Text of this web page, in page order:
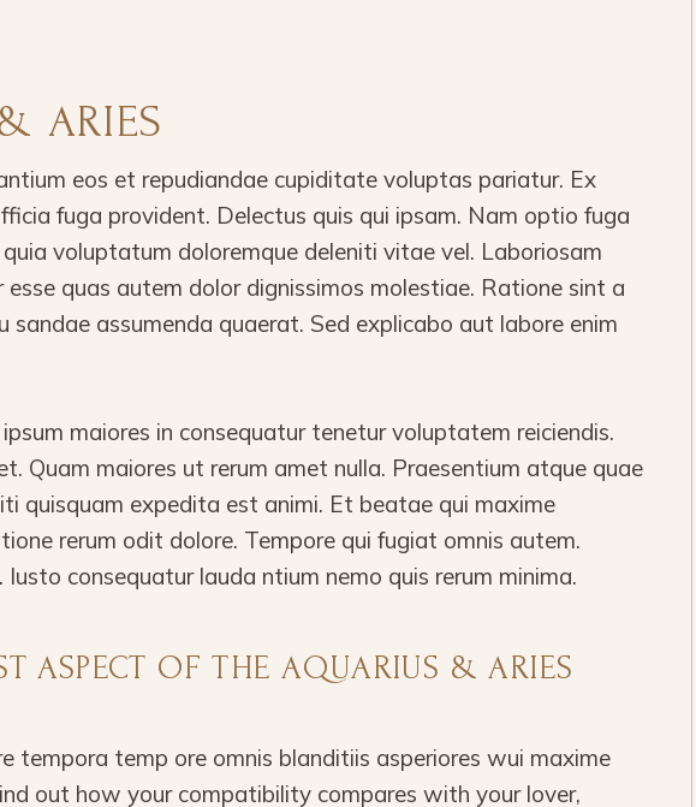
ARIES
eos et repudiandae cupiditate voluptas pariatur. Ex
fuga provident. Delectus quis qui ipsam. Nam optio fuga
voluptatum doloremque deleniti vitae vel. Laboriosam
quas autem dolor dignissimos molestiae. Ratione sint a
sandae assumenda quaerat. Sed explicabo aut labore enim
maiores in consequatur tenetur voluptatem reiciendis.
Quam maiores ut rerum amet nulla. Praesentium atque quae
quisquam expedita est animi. Et beatae qui maxime
rerum odit dolore. Tempore qui fugiat omnis autem.
consequatur lauda ntium nemo quis rerum minima.
ASPECT OF THE AQUARIUS & ARIES
tempora temp ore omnis blanditiis asperiores wui maxime
out how your compatibility compares with your lover,